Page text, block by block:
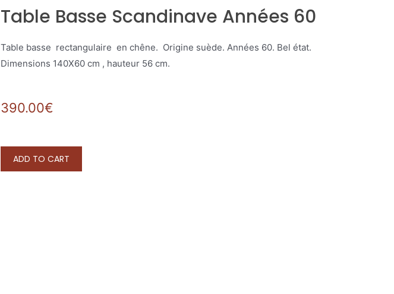
Table Basse Scandinave Années 60
Table basse rectangulaire en chêne. Origine suède. Années 60. Bel état.
Dimensions 140X60 cm , hauteur 56 cm.
390.00€
ADD TO CART